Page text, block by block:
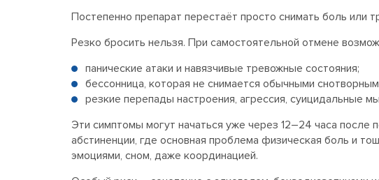
Постепенно препарат перестаёт просто снимать боль или
Резко бросить нельзя. При самостоятельной отмене
панические атаки и навязчивые тревожные состояния;
бессонница, которая не снимается обычными
резкие перепады настроения, агрессия, суицидальные
Эти симптомы могут начаться уже через 12–24 часа после
абстиненции, где основная проблема физическая боль и
эмоциями, сном, даже координацией.